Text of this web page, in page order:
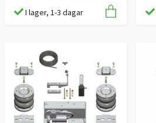
I lager, 1-3 dagar